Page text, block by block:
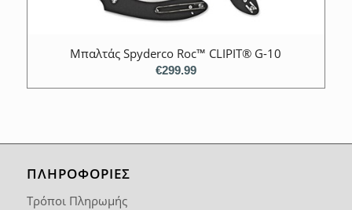
Μπαλτάς Spyderco Roc™ CLIPIT® G-10
€299.99
ΠΛΗΡΟΦΟΡΙΕΣ
Τρόποι Πληρωμής